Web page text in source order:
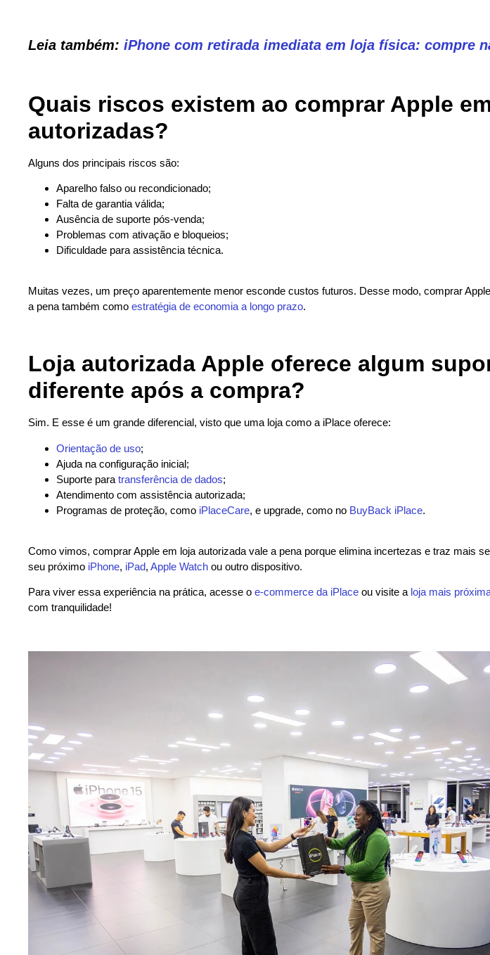
Leia também: iPhone com retirada imediata em loja física: compre
Quais riscos existem ao comprar Apple
autorizadas?
Alguns dos principais riscos são:
Aparelho falso ou recondicionado;
Falta de garantia válida;
Ausência de suporte pós-venda;
Problemas com ativação e bloqueios;
Dificuldade para assistência técnica.
Muitas vezes, um preço aparentemente menor esconde custos futuros. Desse modo, comprar
a pena também como estratégia de economia a longo prazo.
Loja autorizada Apple oferece algum
diferente após a compra?
Sim. E esse é um grande diferencial, visto que uma loja como a iPlace oferece:
Orientação de uso;
Ajuda na configuração inicial;
Suporte para transferência de dados;
Atendimento com assistência autorizada;
Programas de proteção, como iPlaceCare, e upgrade, como no BuyBack iPlace.
Como vimos, comprar Apple em loja autorizada vale a pena porque elimina incertezas e traz mais
seu próximo iPhone, iPad, Apple Watch ou outro dispositivo.
Para viver essa experiência na prática, acesse o e-commerce da iPlace ou visite a loja mais
com tranquilidade!